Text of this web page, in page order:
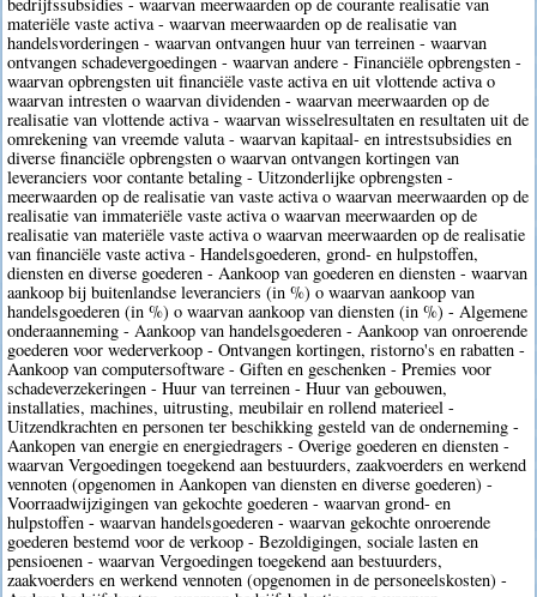
materiële vaste activa - waarvan meerwaarden op de realisatie van
handelsvorderingen - waarvan ontvangen huur van terreinen - waarvan
ontvangen schadevergoedingen - waarvan andere - Financiële opbrengsten -
waarvan opbrengsten uit financiële vaste activa en uit vlottende activa o
waarvan intresten o waarvan dividenden - waarvan meerwaarden op de
realisatie van vlottende activa - waarvan wisselresultaten en resultaten uit de
omrekening van vreemde valuta - waarvan kapitaal- en intrestsubsidies en
diverse financiële opbrengsten o waarvan ontvangen kortingen van
leveranciers voor contante betaling - Uitzonderlijke opbrengsten -
meerwaarden op de realisatie van vaste activa o waarvan meerwaarden op de
realisatie van immateriële vaste activa o waarvan meerwaarden op de
realisatie van materiële vaste activa o waarvan meerwaarden op de realisatie
van financiële vaste activa - Handelsgoederen, grond- en hulpstoffen,
diensten en diverse goederen - Aankoop van goederen en diensten - waarvan
aankoop bij buitenlandse leveranciers (in %) o waarvan aankoop van
handelsgoederen (in %) o waarvan aankoop van diensten (in %) - Algemene
onderaanneming - Aankoop van handelsgoederen - Aankoop van onroerende
goederen voor wederverkoop - Ontvangen kortingen, ristorno's en rabatten -
Aankoop van computersoftware - Giften en geschenken - Premies voor
schadeverzekeringen - Huur van terreinen - Huur van gebouwen,
installaties, machines, uitrusting, meubilair en rollend materieel -
Uitzendkrachten en personen ter beschikking gesteld van de onderneming -
Aankopen van energie en energiedragers - Overige goederen en diensten -
waarvan Vergoedingen toegekend aan bestuurders, zaakvoerders en werkend
vennoten (opgenomen in Aankopen van diensten en diverse goederen) -
Voorraadwijzigingen van gekochte goederen - waarvan grond- en
hulpstoffen - waarvan handelsgoederen - waarvan gekochte onroerende
goederen bestemd voor de verkoop - Bezoldigingen, sociale lasten en
pensioenen - waarvan Vergoedingen toegekend aan bestuurders,
zaakvoerders en werkend vennoten (opgenomen in de personeelskosten) -